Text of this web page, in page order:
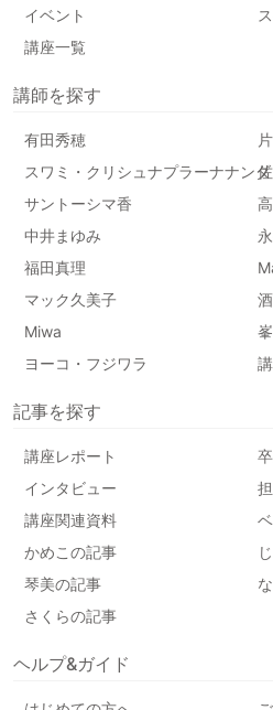
イベント
講座一覧
講師を探す
有田秀穂
スワミ・クリシュナプラーナナンダ
サントーシマ香
中井まゆみ
福田真理
マック久美子
Miwa
ヨーコ・フジワラ
記事を探す
講座レポート
インタビュー
講座関連資料
かめこの記事
琴美の記事
さくらの記事
ヘルプ&ガイド